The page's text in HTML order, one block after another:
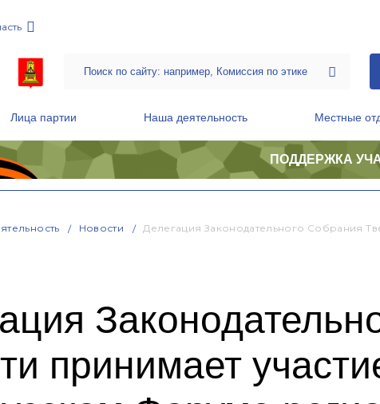
Лица партии Наша деятельность Местные
ПОДДЕРЖКА
Новости
Делегация Законодательного Собрания
принимает